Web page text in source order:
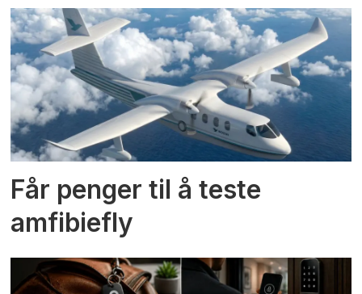
Får penger til å teste
amfibiefly